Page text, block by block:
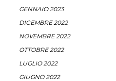
GENNAIO 2023
DICEMBRE 2022
NOVEMBRE 2022
OTTOBRE 2022
LUGLIO 2022
GIUGNO 2022